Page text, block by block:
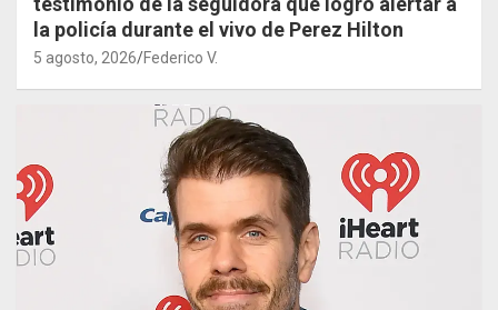
la policía durante el vivo de Perez Hilton
5 agosto, 2026 Federico V.